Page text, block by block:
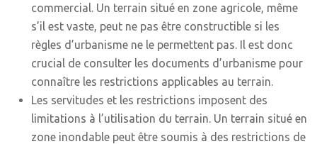
commercial. Un terrain situé en zone agricole, même
s’il est vaste, peut ne pas être constructible si les
règles d’urbanisme ne le permettent pas. Il est donc
crucial de consulter les documents d’urbanisme pour
connaître les restrictions applicables au terrain.
Les servitudes et les restrictions imposent des
limitations à l’utilisation du terrain. Un terrain situé en
zone inondable peut être soumis à des restrictions de